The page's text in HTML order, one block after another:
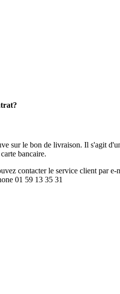
sur le bon de livraison. Il s'agit
bancaire.
contacter le service client par e-
01 59 13 35 31